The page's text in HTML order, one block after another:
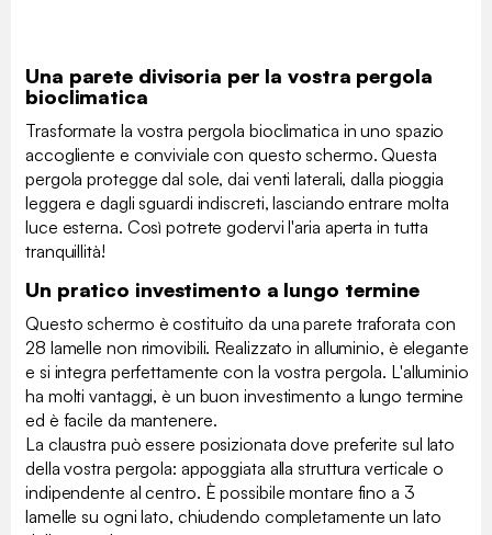
Una parete divisoria per la vostra pergola
bioclimatica
Trasformate la vostra pergola bioclimatica in uno spazio
accogliente e conviviale con questo schermo. Questa
pergola protegge dal sole, dai venti laterali, dalla pioggia
leggera e dagli sguardi indiscreti, lasciando entrare molta
luce esterna. Così potrete godervi l'aria aperta in tutta
tranquillità!
Un pratico investimento a lungo termine
Questo schermo è costituito da una parete traforata con
28 lamelle non rimovibili. Realizzato in alluminio, è elegante
e si integra perfettamente con la vostra pergola. L'alluminio
ha molti vantaggi, è un buon investimento a lungo termine
ed è facile da mantenere.
La claustra può essere posizionata dove preferite sul lato
della vostra pergola: appoggiata alla struttura verticale o
indipendente al centro. È possibile montare fino a 3
lamelle su ogni lato, chiudendo completamente un lato